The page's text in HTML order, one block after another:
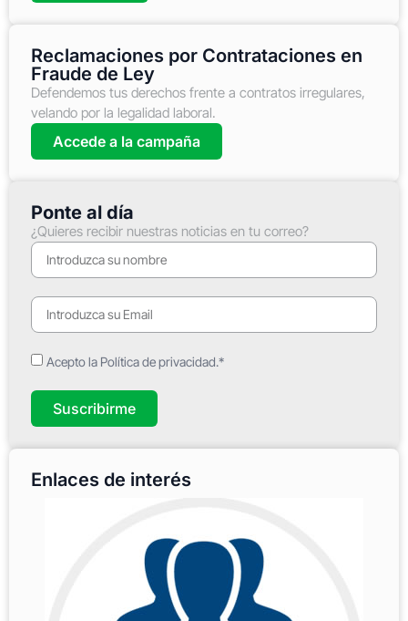
Reclamaciones por Contrataciones en
Fraude de Ley
Defendemos tus derechos frente a contratos irregulares,
velando por la legalidad laboral.
Accede a la campaña
Ponte al día
¿Quieres recibir nuestras noticias en tu correo?
Acepto la Política de privacidad.*
Suscribirme
Enlaces de interés